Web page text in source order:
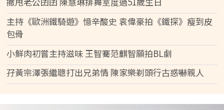
主持《歐洲鐵騎遊》憶辛酸史 袁偉豪拍《鐵探》瘦到皮
包骨
小鮮肉初嘗主持滋味 王智騫范麒智願拍BL劇
孖黃宗澤張繼聰打出兄弟情 陳家樂剃頭行古惑嚇親人